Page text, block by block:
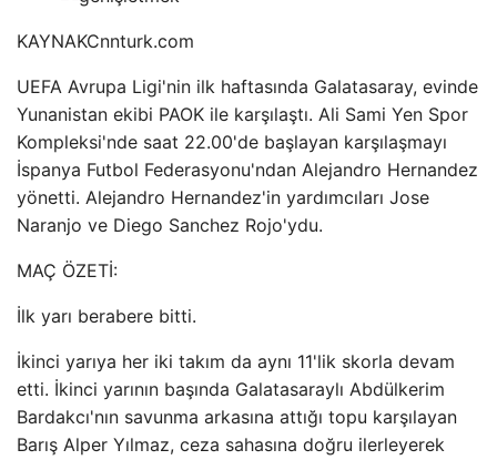
KAYNAKCnnturk.com
UEFA Avrupa Ligi'nin ilk haftasında Galatasaray, evinde
Yunanistan ekibi PAOK ile karşılaştı. Ali Sami Yen Spor
Kompleksi'nde saat 22.00'de başlayan karşılaşmayı
İspanya Futbol Federasyonu'ndan Alejandro Hernandez
yönetti. Alejandro Hernandez'in yardımcıları Jose
Naranjo ve Diego Sanchez Rojo'ydu.
MAÇ ÖZETİ:
İlk yarı berabere bitti.
İkinci yarıya her iki takım da aynı 11'lik skorla devam
etti. İkinci yarının başında Galatasaraylı Abdülkerim
Bardakcı'nın savunma arkasına attığı topu karşılayan
Barış Alper Yılmaz, ceza sahasına doğru ilerleyerek